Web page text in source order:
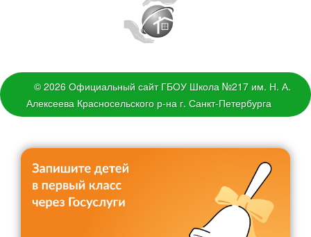
Снижение бюрократической нагрузки на
© 2026 Официальный сайт ГБОУ Школа №217 им. Н. А.
Алексеева Красносельского р-на г. Санкт-Петербурга